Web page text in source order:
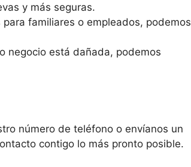
y más seguras.
familiares o empleados, podemos
negocio está dañada, podemos
número de teléfono o envíanos un
contigo lo más pronto posible.